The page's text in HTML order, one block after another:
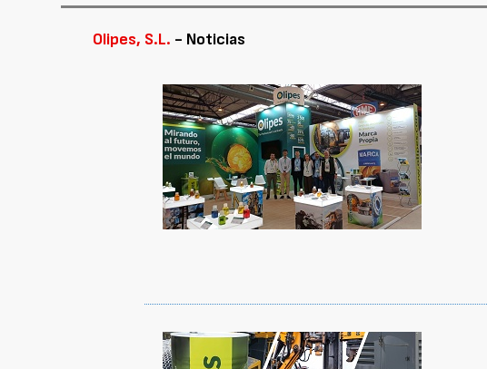
Olipes, S.L. - Noticias